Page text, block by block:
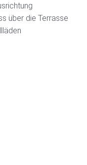
über die Terrasse